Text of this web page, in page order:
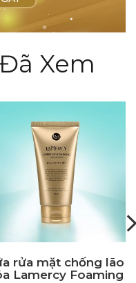
Xem
rửa mặt chống lão
Lamercy Foaming